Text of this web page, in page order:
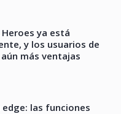
ya está
y los usuarios de
más ventajas
las funciones